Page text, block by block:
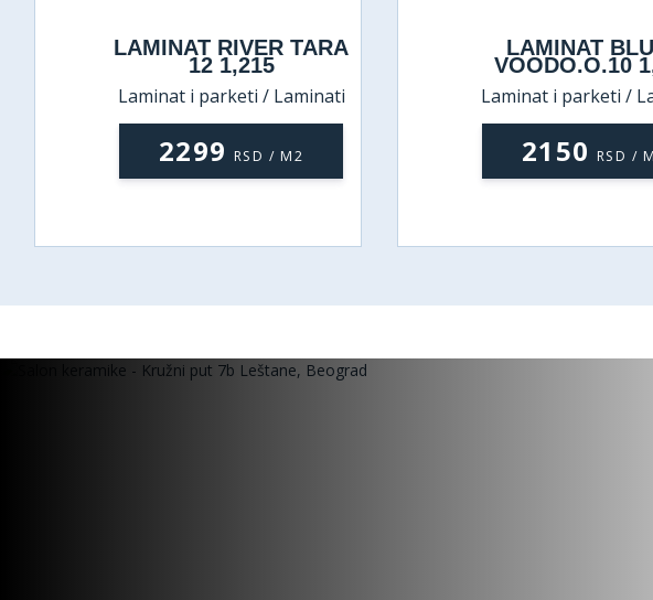
LAMINAT RIVER TARA
12 1,215
Laminat i parketi / Laminati
2299 RSD / M2
LAMINAT
VOODO.O.10
Laminat i parketi /
2150 RSD /